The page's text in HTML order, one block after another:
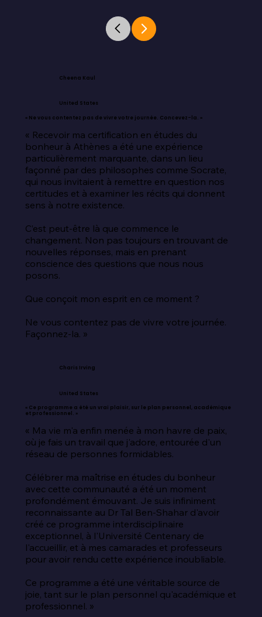
Cheena Kaul
United States
« Ne vous contentez pas de vivre votre journée. Concevez-la. »
« Recevoir ma certification en études du
bonheur à Athènes a été une expérience
particulièrement marquante, dans un lieu
façonné par des philosophes comme Socrate,
qui nous invitaient à remettre en question nos
certitudes et à examiner les récits qui donnent
sens à notre existence.
C’est peut-être là que commence le
changement. Non pas toujours en trouvant de
nouvelles réponses, mais en prenant
conscience des questions que nous nous
posons.
Que conçoit mon esprit en ce moment ?
Ne vous contentez pas de vivre votre journée.
Façonnez-la. »
Charis Irving
United States
« Ce programme a été un vrai plaisir, sur le plan personnel, académique
et professionnel. »
« Ma vie m'a enfin menée à mon havre de paix,
où je fais un travail que j'adore, entourée d'un
réseau de personnes formidables.
Célébrer ma maîtrise en études du bonheur
avec cette communauté a été un moment
profondément émouvant. Je suis infiniment
reconnaissante au Dr Tal Ben-Shahar d'avoir
créé ce programme interdisciplinaire
exceptionnel, à l'Université Centenary de
l'accueillir, et à mes camarades et professeurs
pour avoir rendu cette expérience inoubliable.
Ce programme a été une véritable source de
joie, tant sur le plan personnel qu'académique et
professionnel. »